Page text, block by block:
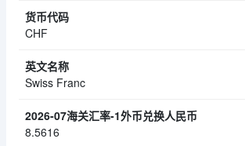
CHF
Swiss Franc
8.5616